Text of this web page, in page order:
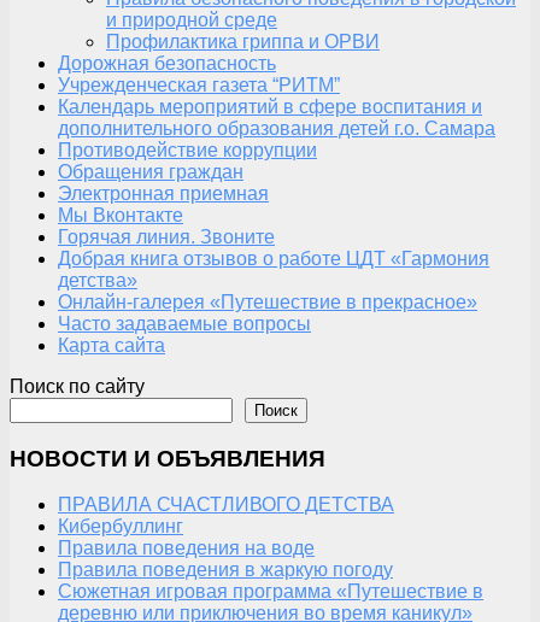
и природной среде
Профилактика гриппа и ОРВИ
Дорожная безопасность
Учрежденческая газета “РИТМ”
Календарь мероприятий в сфере воспитания и
дополнительного образования детей г.о. Самара
Противодействие коррупции
Обращения граждан
Электронная приемная
Мы Вконтакте
Горячая линия. Звоните
Добрая книга отзывов о работе ЦДТ «Гармония
детства»
Онлайн-галерея «Путешествие в прекрасное»
Часто задаваемые вопросы
Карта сайта
Поиск по сайту
Поиск
НОВОСТИ И ОБЪЯВЛЕНИЯ
ПРАВИЛА СЧАСТЛИВОГО ДЕТСТВА
Кибербуллинг
Правила поведения на воде
Правила поведения в жаркую погоду
Сюжетная игровая программа «Путешествие в
деревню или приключения во время каникул»